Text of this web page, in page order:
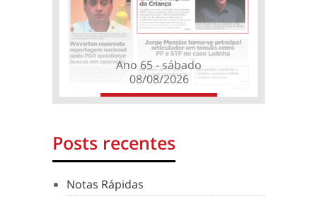
Ano 65 - sábado
08/08/2026
Posts recentes
Notas Rápidas